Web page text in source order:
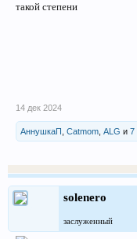
такой степени
14 дек 2024
АннушкаП Catmom ALG и 7
solenero
заслуженный